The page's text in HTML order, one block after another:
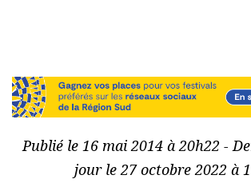
Publié le 16 mai 2014 à 20h22 -
jour le 27 octobre 2022 à